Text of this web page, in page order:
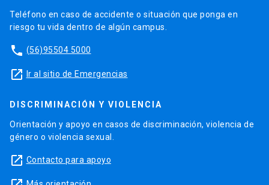
Teléfono en caso de accidente o situación que ponga en
riesgo tu vida dentro de algún campus.
phone (56)95504 5000
launch Ir al sitio de Emergencias
DISCRIMINACIÓN Y VIOLENCIA
Orientación y apoyo en casos de discriminación, violencia de
género o violencia sexual.
launch Contacto para apoyo